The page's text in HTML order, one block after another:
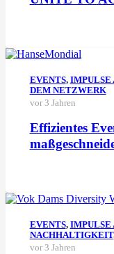
EVENTS, IMPULSE
DEM NETZWERK
vor 3 Jahren
Effizientes
EVENTS, IMPULSE
NACHHALTIGKEIT
vor 3 Jahren